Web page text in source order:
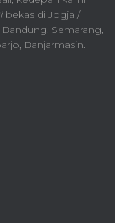
bekas di Jogja /
Bandung, Semarang,
Banjarmasin.